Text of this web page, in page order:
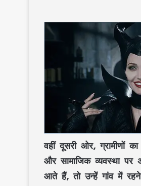
वहीं दूसरी ओर,ग्रामीणोंका
और सामाजिक व्यवस्थापर
आते हैं, तो उन्हें गांव में